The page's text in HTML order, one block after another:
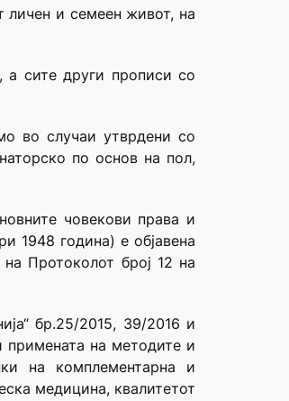
личен и семеен живот, на
а сите други прописи со
во случаи утврдени со
по основ на пол,
човекови права и
1948 година) е објавена
Протоколот број 12 на
бр.25/2015, 39/2016 и
примената на методите и
на комплементарна и
медицина, квалитетот